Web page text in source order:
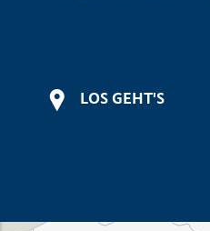
LOS GEHT'S